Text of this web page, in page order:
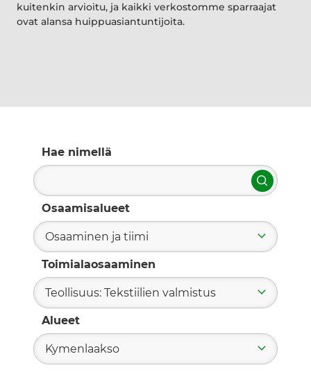
kuitenkin arvioitu, ja kaikki verkostomme sparraajat
ovat alansa huippuasiantuntijoita.
Hae nimellä
Hae
Osaamisalueet
Osaaminen ja tiimi
Toimialaosaaminen
Teollisuus: Tekstiilien valmistus
Alueet
Kymenlaakso